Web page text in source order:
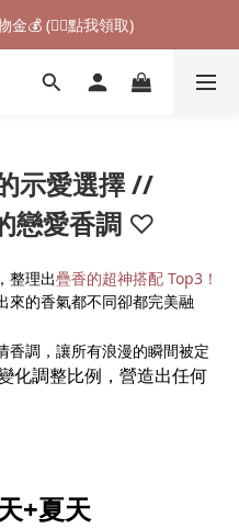
💰 (👉🏻點我領取)
💰 (👉🏻點我領取)
(👉🏻點我探索)
示愛選擇//
戀愛香調 ♡
整理出疊香的超神搭配 Top3！
來的香氣都不同卻都完美融
香調，讓所有浪漫的瞬間被定
化調整比例，營造出任何
+夏天